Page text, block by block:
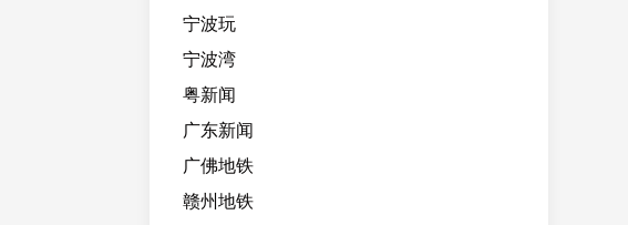
宁波玩
宁波湾
粤新闻
广东新闻
广佛地铁
赣州地铁